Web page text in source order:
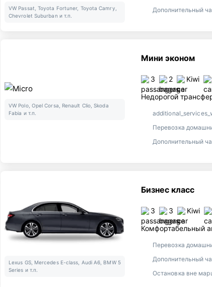
VW Passat, Toyota Fortuner, Toyota Camry,
Chevrolet Suburban и т.п.
Дополнительный
VW Polo, Opel Corsa, Renault Clio, Skoda
Fabia и т.п.
Мини эконом
3 2 Kiwi
Недорогой
Перевозка
Дополнительный
Lexus GS, Mercedes E-class, Audi A6, BMW 5
Series и т.п.
Бизнес класс
3 3 Kiwi
Комфортабельный
Перевозка
Дополнительный
Остановка вне